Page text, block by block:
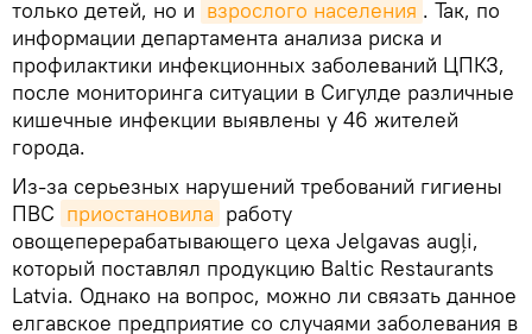
только детей, но и взрослого населения . Так, по
информации департамента анализа риска и
профилактики инфекционных заболеваний ЦПКЗ,
после мониторинга ситуации в Сигулде различные
кишечные инфекции выявлены у 46 жителей
города.
Из-за серьезных нарушений требований гигиены
ПВС приостановила работу
овощеперерабатывающего цеха Jelgavas augļi,
который поставлял продукцию Baltic Restaurants
Latvia. Однако на вопрос, можно ли связать данное
елгавское предприятие со случаями заболевания в